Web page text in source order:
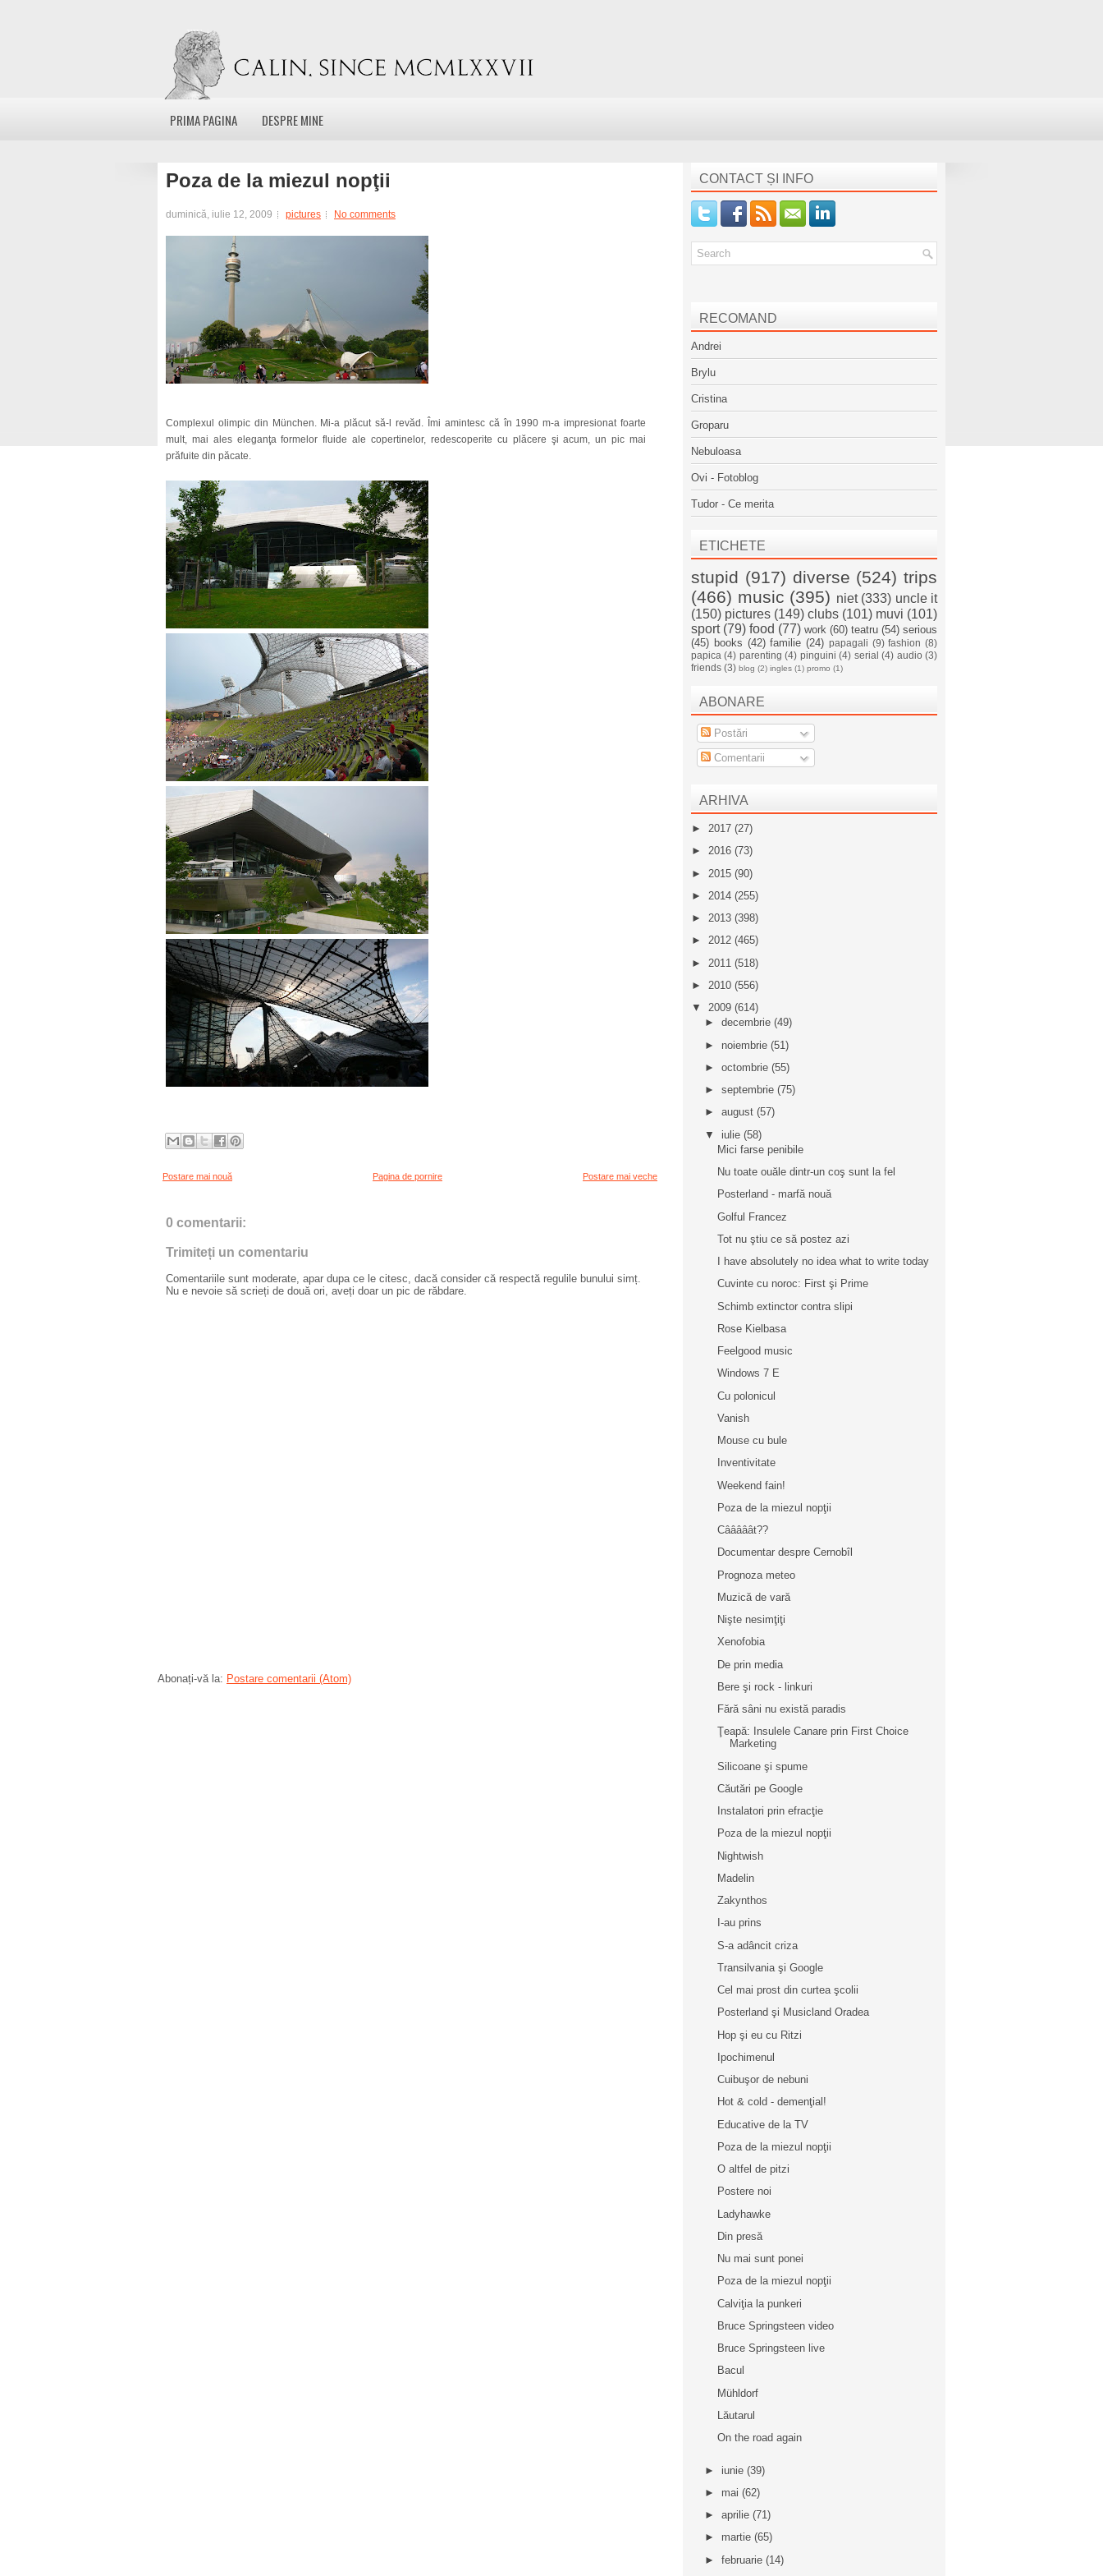
PRIMA PAGINA DESPRE MINE
Poza de la miezul nopţii
duminică, iulie 12, 2009 pictures No comments
Complexul olimpic din München. Mi-a plăcut să-l revăd. Îmi amintesc că în 1990 m-a impresionat foarte
mult, mai ales eleganţa formelor fluide ale copertinelor, redescoperite cu plăcere şi acum, un pic mai
prăfuite din păcate.
Postare mai nouă Postare mai veche
Pagina de pornire
0 comentarii:
Trimiteți un comentariu
Comentariile sunt moderate, apar dupa ce le citesc, dacă consider că respectă regulile bunului simț.
Nu e nevoie să scrieți de două ori, aveți doar un pic de răbdare.
Abonați-vă la: Postare comentarii (Atom)
CONTACT ȘI INFO
RECOMAND
Andrei
Brylu
Cristina
Groparu
Nebuloasa
Ovi - Fotoblog
Tudor - Ce merita
ETICHETE
stupid (917) diverse (524) trips
(466) music (395) niet (333) uncle it
(150) pictures (149) clubs (101) muvi (101)
sport (79) food (77) work (60) teatru (54) serious
(45) books (42) familie (24) papagali (9) fashion (8)
papica (4) parenting (4) pinguini (4) serial (4) audio (3)
friends (3) blog (2) ingles (1) promo (1)
ABONARE
Postări
Comentarii
ARHIVA
► 2017 (27)
► 2016 (73)
► 2015 (90)
► 2014 (255)
► 2013 (398)
► 2012 (465)
► 2011 (518)
► 2010 (556)
▼ 2009 (614)
► decembrie (49)
► noiembrie (51)
► octombrie (55)
► septembrie (75)
► august (57)
▼ iulie (58)
Mici farse penibile
Nu toate ouăle dintr-un coş sunt la fel
Posterland - marfă nouă
Golful Francez
Tot nu ştiu ce să postez azi
I have absolutely no idea what to write today
Cuvinte cu noroc: First şi Prime
Schimb extinctor contra slipi
Rose Kielbasa
Feelgood music
Windows 7 E
Cu polonicul
Vanish
Mouse cu bule
Inventivitate
Weekend fain!
Poza de la miezul nopţii
Cââââât??
Documentar despre Cernobîl
Prognoza meteo
Muzică de vară
Nişte nesimţiţi
Xenofobia
De prin media
Bere şi rock - linkuri
Fără sâni nu există paradis
Ţeapă: Insulele Canare prin First Choice
Marketing
Silicoane şi spume
Căutări pe Google
Instalatori prin efracţie
Poza de la miezul nopţii
Nightwish
Madelin
Zakynthos
I-au prins
S-a adâncit criza
Transilvania şi Google
Cel mai prost din curtea şcolii
Posterland şi Musicland Oradea
Hop şi eu cu Ritzi
Ipochimenul
Cuibuşor de nebuni
Hot & cold - demenţial!
Educative de la TV
Poza de la miezul nopţii
O altfel de pitzi
Postere noi
Ladyhawke
Din presă
Nu mai sunt ponei
Poza de la miezul nopţii
Calviţia la punkeri
Bruce Springsteen video
Bruce Springsteen live
Bacul
Mühldorf
Lăutarul
On the road again
► iunie (39)
► mai (62)
► aprilie (71)
► martie (65)
► februarie (14)